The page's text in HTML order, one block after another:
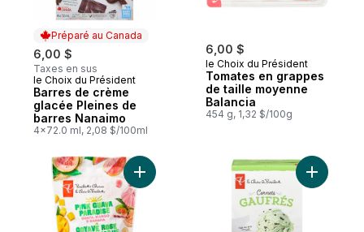
Préparé au Canada
6,00 $
Taxes en sus
Préparé au Canada
le Choix du Président
Barres de crème
glacée Pleines de
barres Nanaimo
4x72.0 ml, 2,08 $/100ml
6,00 $
le Choix du Président
Tomates en grappes
de taille moyenne
Balancia
454 g, 1,32 $/100g
Ajouter Mélange de fruits Goyave rose
Ajouter